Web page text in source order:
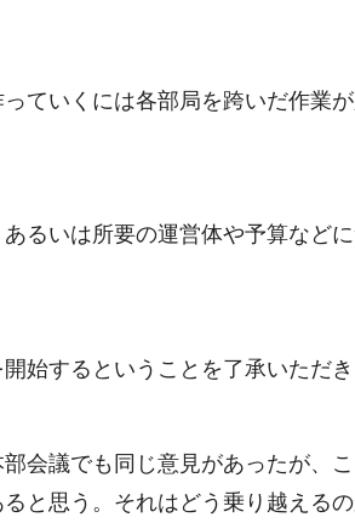
ていくには各部局を跨いだ作業
るいは所要の運営体や予算など
始するということを了承いただき
会議でも同じ意見があったが、
と思う。それはどう乗り越えるの